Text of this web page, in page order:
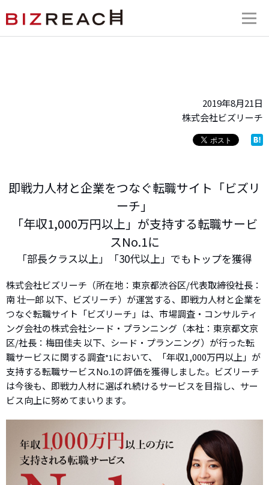
2019年8月21日
株式会社ビズリーチ
即戦力人材と企業をつなぐ転職サイト「ビズリ
ーチ」
「年収1,000万円以上」が支持する転職サービ
スNo.1に
「部長クラス以上」「30代以上」でもトップを獲得
株式会社ビズリーチ（所在地：東京都渋谷区/代表取締役社長：
南 壮一郎 以下、ビズリーチ）が運営する、即戦力人材と企業を
つなぐ転職サイト「ビズリーチ」は、市場調査・コンサルティ
ング会社の株式会社シード・プランニング（本社：東京都文京
区/社長：梅田佳夫 以下、シード・プランニング）が行った転
職サービスに関する調査*1において、「年収1,000万円以上」が
支持する転職サービスNo.1の評価を獲得しました。ビズリーチ
は今後も、即戦力人材に選ばれ続けるサービスを目指し、サー
ビス向上に努めてまいります。